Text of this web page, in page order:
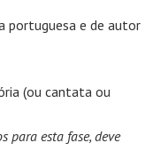
portuguesa e de autor
(ou cantata ou
para esta fase, deve